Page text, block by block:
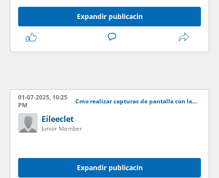
Expandir publicacin
01-07-2025, 10:25
PM
Cmo realizar capturas de pantalla con la aplicacin LightShot
Eileeclet
Junior Member
Expandir publicacin